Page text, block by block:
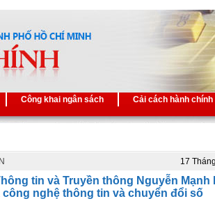
Công khai ngân sách Cải cách hành chính
17
tin và Truyền thông Nguyễn Mạnh
công nghệ thông tin và chuyển đổi số